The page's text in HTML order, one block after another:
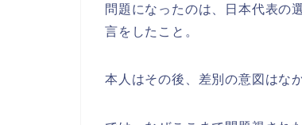
問題になったのは、日本代表の
言をしたこと。
本人はその後、差別の意図はな